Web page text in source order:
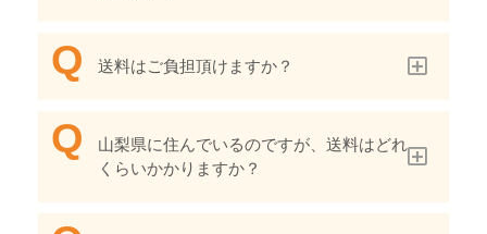
送料はご負担頂けますか？
山梨県に住んでいるのですが、送料はどれ
くらいかかりますか？